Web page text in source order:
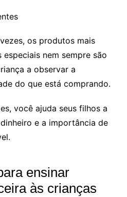
os produtos mais
nem sempre são
a observar a
do que está comprando.
você ajuda seus filhos a
e a importância de
ensinar
às crianças